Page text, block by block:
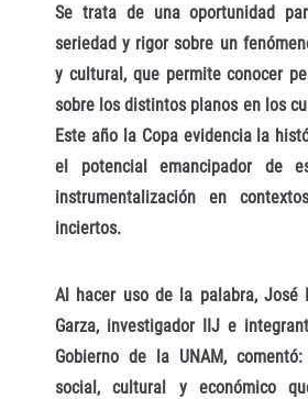
Se trata de una oportunidad
seriedad y rigor sobre un
y cultural, que permite conocer
sobre los distintos planos en los
Este año la Copa evidencia la
el potencial emancipador de
instrumentalización en
inciertos.
Al hacer uso de la palabra, José
Garza, investigador IIJ e
Gobierno de la UNAM,
social, cultural y económico